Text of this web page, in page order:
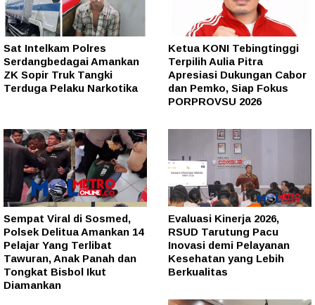
Sat Intelkam Polres
Serdangbedagai Amankan
ZK Sopir Truk Tangki
Terduga Pelaku Narkotika
Ketua KONI Tebingtinggi
Terpilih Aulia Pitra
Apresiasi Dukungan Cabor
dan Pemko, Siap Fokus
PORPROVSU 2026
Sempat Viral di Sosmed,
Polsek Delitua Amankan 14
Pelajar Yang Terlibat
Tawuran, Anak Panah dan
Tongkat Bisbol Ikut
Diamankan
Evaluasi Kinerja 2026,
RSUD Tarutung Pacu
Inovasi demi Pelayanan
Kesehatan yang Lebih
Berkualitas